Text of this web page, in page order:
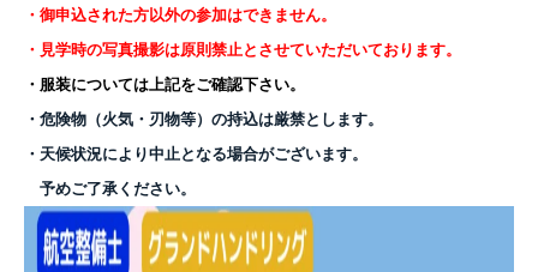
・御申込された方以外の参加はできません。
・見学時の写真撮影は原則禁止とさせていただいております。
・服装については上記をご確認下さい。
・危険物（火気・刃物等）の持込は厳禁とします。
・天候状況により中止となる場合がございます。
予めご了承ください。